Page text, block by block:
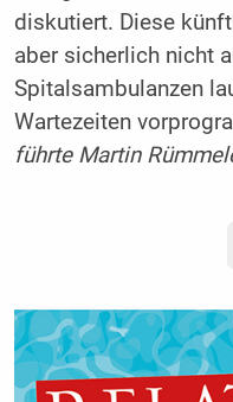
diskutiert. Diese
aber sicherlich nicht
Spitalsambulanzen
Wartezeiten
führte Martin